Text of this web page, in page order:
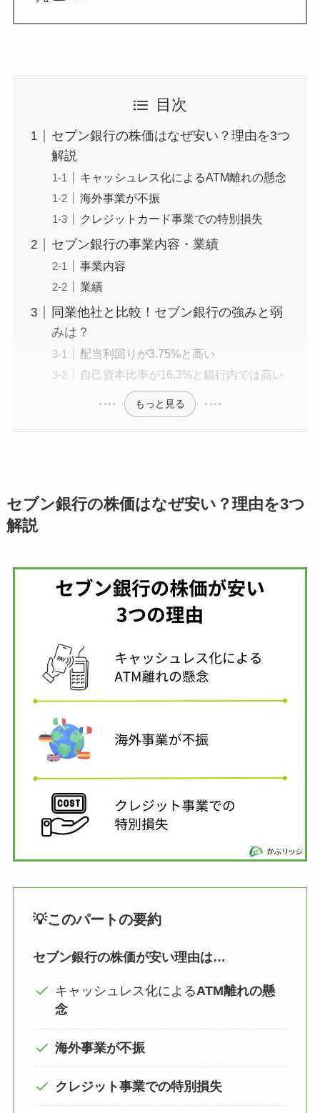
目次
セブン銀行の株価はなぜ安い？理由を3つ
解説
キャッシュレス化によるATM離れの懸念
海外事業が不振
クレジットカード事業での特別損失
セブン銀行の事業内容・業績
事業内容
業績
同業他社と比較！セブン銀行の強みと弱
みは？
配当利回りが3.75%と高い
自己資本比率が16.3%と銀行内では高い
もっと見る
セブン銀行の株価はなぜ安い？理由を3つ
解説
💡このパートの要約
セブン銀行の株価が安い理由は…
キャッシュレス化によるATM離れの懸
念
海外事業が不振
クレジット事業での特別損失